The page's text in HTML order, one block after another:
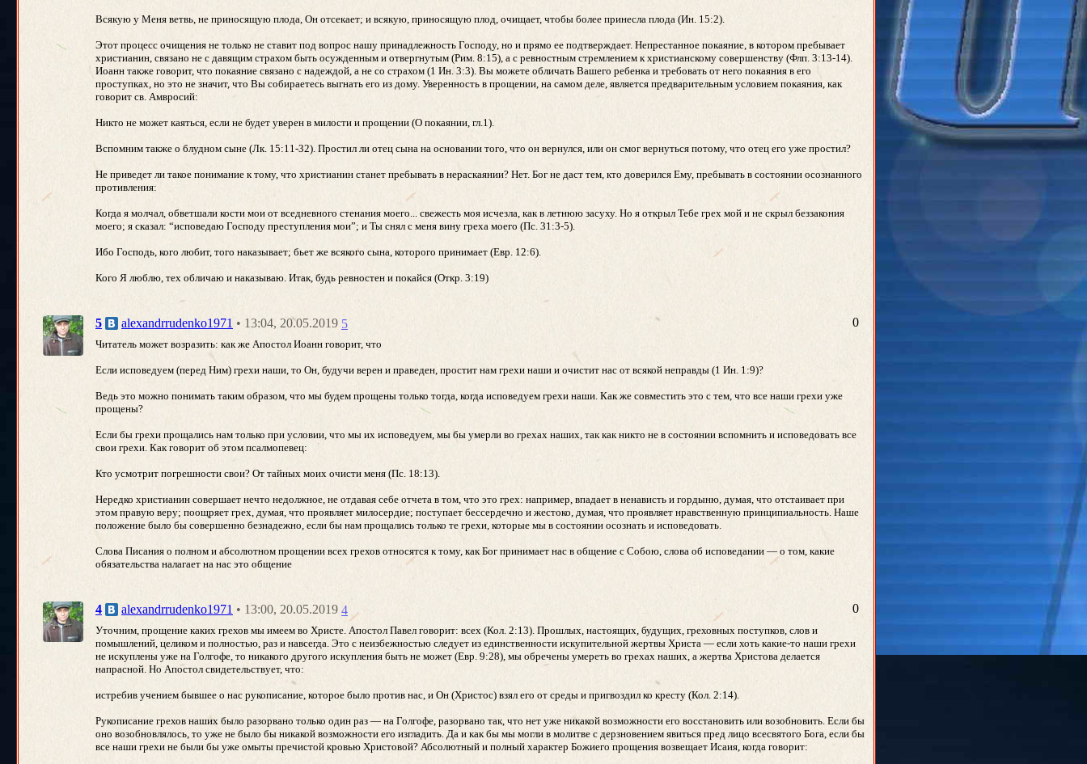
Всякую у Меня ветвь, не приносящую плода, Он отсекает; и всякую, приносящую плод, очищает, чтобы более принесла плода (Ин. 15:2).
Этот процесс очищения не только не ставит под вопрос нашу принадлежность Господу, но и прямо ее подтверждает. Непрестанное покаяние, в котором пребывает
христианин, связано не с давящим страхом быть осужденным и отвергнутым (Рим. 8:15), а с ревностным стремлением к христианскому совершенству (Флп. 3:13-14).
Иоанн также говорит, что покаяние связано с надеждой, а не со страхом (1 Ин. 3:3). Вы можете обличать Вашего ребенка и требовать от него покаяния в его
проступках, но это не значит, что Вы собираетесь выгнать его из дому. Уверенность в прощении, на самом деле, является предварительным условием покаяния, как
говорит св. Амвросий:
Никто не может каяться, если не будет уверен в милости и прощении (О покаянии, гл.1).
Вспомним также о блудном сыне (Лк. 15:11-32). Простил ли отец сына на основании того, что он вернулся, или он смог вернуться потому, что отец его уже простил?
Не приведет ли такое понимание к тому, что христианин станет пребывать в нераскаянии? Нет. Бог не даст тем, кто доверился Ему, пребывать в состоянии осознанного
противления:
Когда я молчал, обветшали кости мои от вседневного стенания моего... свежесть моя исчезла, как в летнюю засуху. Но я открыл Тебе грех мой и не скрыл беззакония
моего; я сказал: “исповедаю Господу преступления мои”; и Ты снял с меня вину греха моего (Пс. 31:3-5).
Ибо Господь, кого любит, того наказывает; бьет же всякого сына, которого принимает (Евр. 12:6).
Кого Я люблю, тех обличаю и наказываю. Итак, будь ревностен и покайся (Откр. 3:19)
0
5 alexandrrudenko1971 • 13:04, 20.05.2019 5
Читатель может возразить: как же Апостол Иоанн говорит, что
Если исповедуем (перед Ним) грехи наши, то Он, будучи верен и праведен, простит нам грехи наши и очистит нас от всякой неправды (1 Ин. 1:9)?
Ведь это можно понимать таким образом, что мы будем прощены только тогда, когда исповедуем грехи наши. Как же совместить это с тем, что все наши грехи уже
прощены?
Если бы грехи прощались нам только при условии, что мы их исповедуем, мы бы умерли во грехах наших, так как никто не в состоянии вспомнить и исповедовать все
свои грехи. Как говорит об этом псалмопевец:
Кто усмотрит погрешности свои? От тайных моих очисти меня (Пс. 18:13).
Нередко христианин совершает нечто недолжное, не отдавая себе отчета в том, что это грех: например, впадает в ненависть и гордыню, думая, что отстаивает при
этом правую веру; поощряет грех, думая, что проявляет милосердие; поступает бессердечно и жестоко, думая, что проявляет нравственную принципиальность. Наше
положение было бы совершенно безнадежно, если бы нам прощались только те грехи, которые мы в состоянии осознать и исповедовать.
Слова Писания о полном и абсолютном прощении всех грехов относятся к тому, как Бог принимает нас в общение с Собою, слова об исповедании — о том, какие
обязательства налагает на нас это общение
0
4 alexandrrudenko1971 • 13:00, 20.05.2019 4
Уточним, прощение каких грехов мы имеем во Христе. Апостол Павел говорит: всех (Кол. 2:13). Прошлых, настоящих, будущих, греховных поступков, слов и
помышлений, целиком и полностью, раз и навсегда. Это с неизбежностью следует из единственности искупительной жертвы Христа — если хоть какие-то наши грехи
не искуплены уже на Голгофе, то никакого другого искупления быть не может (Евр. 9:28), мы обречены умереть во грехах наших, а жертва Христова делается
напрасной. Но Апостол свидетельствует, что:
истребив учением бывшее о нас рукописание, которое было против нас, и Он (Христос) взял его от среды и пригвоздил ко кресту (Кол. 2:14).
Рукописание грехов наших было разорвано только один раз — на Голгофе, разорвано так, что нет уже никакой возможности его восстановить или возобновить. Если бы
оно возобновлялось, то уже не было бы никакой возможности его изгладить. Да и как бы мы могли в молитве с дерзновением явиться пред лицо всесвятого Бога, если бы
все наши грехи не были бы уже омыты пречистой кровью Христовой? Абсолютный и полный характер Божиего прощения возвещает Исаия, когда говорит: